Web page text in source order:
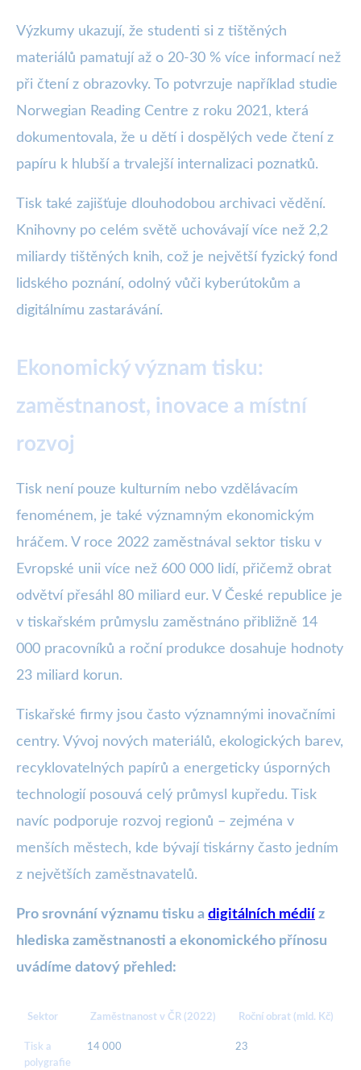
Výzkumy ukazují, že studenti si z tištěných
materiálů pamatují až o 20-30 % více informací než
při čtení z obrazovky. To potvrzuje například studie
Norwegian Reading Centre z roku 2021, která
dokumentovala, že u dětí i dospělých vede čtení z
papíru k hlubší a trvalejší internalizaci poznatků.
Tisk také zajišťuje dlouhodobou archivaci vědění.
Knihovny po celém světě uchovávají více než 2,2
miliardy tištěných knih, což je největší fyzický fond
lidského poznání, odolný vůči kyberútokům a
digitálnímu zastarávání.
Ekonomický význam tisku:
zaměstnanost, inovace a místní
rozvoj
Tisk není pouze kulturním nebo vzdělávacím
fenoménem, je také významným ekonomickým
hráčem. V roce 2022 zaměstnával sektor tisku v
Evropské unii více než 600 000 lidí, přičemž obrat
odvětví přesáhl 80 miliard eur. V České republice je
v tiskařském průmyslu zaměstnáno přibližně 14
000 pracovníků a roční produkce dosahuje hodnoty
23 miliard korun.
Tiskařské firmy jsou často významnými inovačními
centry. Vývoj nových materiálů, ekologických barev,
recyklovatelných papírů a energeticky úsporných
technologií posouvá celý průmysl kupředu. Tisk
navíc podporuje rozvoj regionů – zejména v
menších městech, kde bývají tiskárny často jedním
z největších zaměstnavatelů.
Pro srovnání významu tisku a digitálních médií z
hlediska zaměstnanosti a ekonomického přínosu
uvádíme datový přehled:
Sektor Zaměstnanost v ČR (2022) Roční obrat (mld. Kč)
Tisk a
polygrafie
14 000 23